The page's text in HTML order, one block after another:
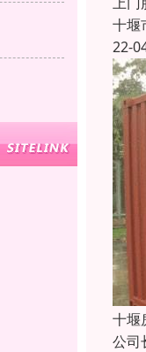
十堰
22-
十堰
公司